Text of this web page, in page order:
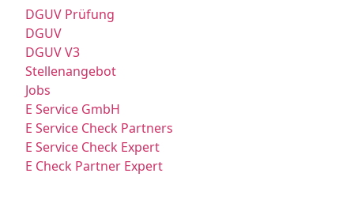
DGUV Prüfung
DGUV
DGUV V3
Stellenangebot
Jobs
E Service GmbH
E Service Check Partners
E Service Check Expert
E Check Partner Expert